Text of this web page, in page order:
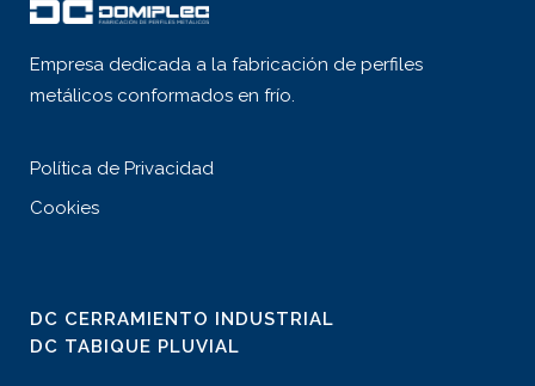
Empresa dedicada a la fabricación de perfiles
metálicos conformados en frío.
Política de Privacidad
Cookies
DC CERRAMIENTO INDUSTRIAL
DC TABIQUE PLUVIAL